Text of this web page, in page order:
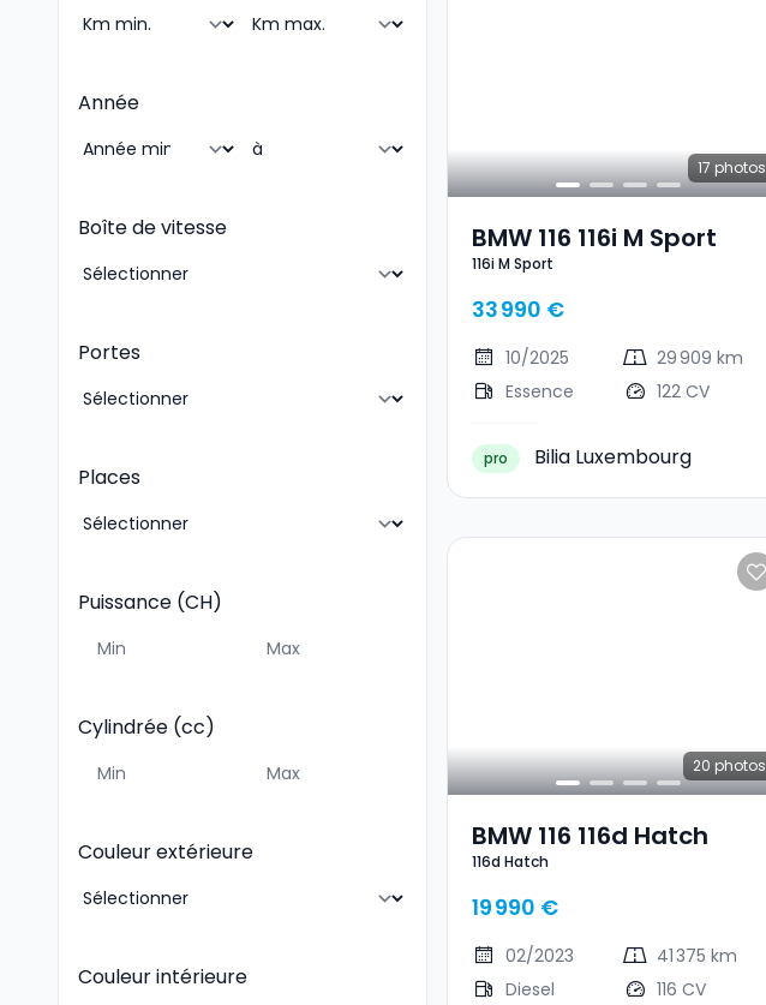
Année
Boîte de vitesse
Portes
Places
Puissance (CH)
Cylindrée (cc)
Couleur extérieure
Couleur intérieure
17 photos
BMW 116 116i M Sport
116i M Sport
33 990 €
10/2025
29 909 km
Essence
122 CV
pro Bilia Luxembourg
20 photos
BMW 116 116d Hatch
116d Hatch
19 990 €
02/2023
41 375 km
Diesel
116 CV